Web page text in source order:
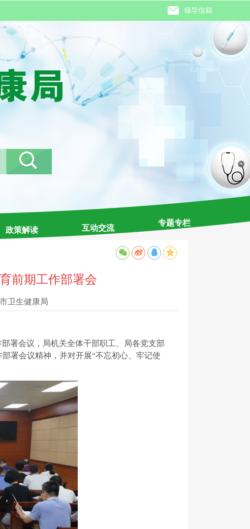
领导信箱
政策解读 互动交流
专题专栏
前期工作部署会
卫生健康局
署会议，局机关全体干部职工、局各党支部
署会议精神，并对开展“不忘初心、牢记使